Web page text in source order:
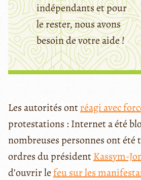
indépendants et pour
le rester, nous avons
besoin de votre aide !
Les autorités ontréagi avec
protestations : Internet a été
nombreuses personnes ont été
ordres du présidentKassym-
d’ouvrir lefeu sur les